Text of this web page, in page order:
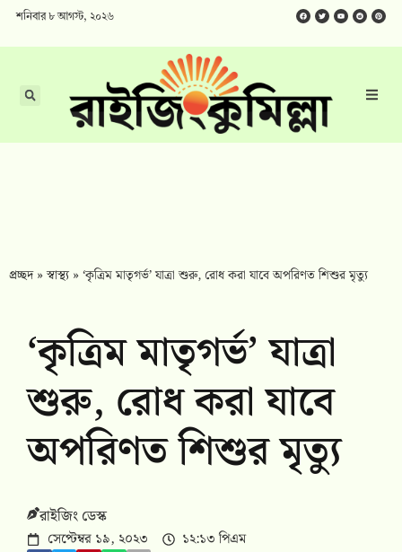
শনিবার ৮ আগস্ট, ২০২৬
প্রচ্ছদ»স্বাস্থ্য»‘কৃত্রিম মাতৃগর্ভ’ যাত্রা শুরু, রোধ করা যাবে অপরিণত শিশুর মৃত্যু
‘কৃত্রিম মাতৃগর্ভ’ যাত্রা
শুরু, রোধ করা যাবে
অপরিণত শিশুর মৃত্যু
রাইজিং ডেস্ক
সেপ্টেম্বর ১৯, ২০২৩ ১২:১৩ পিএম